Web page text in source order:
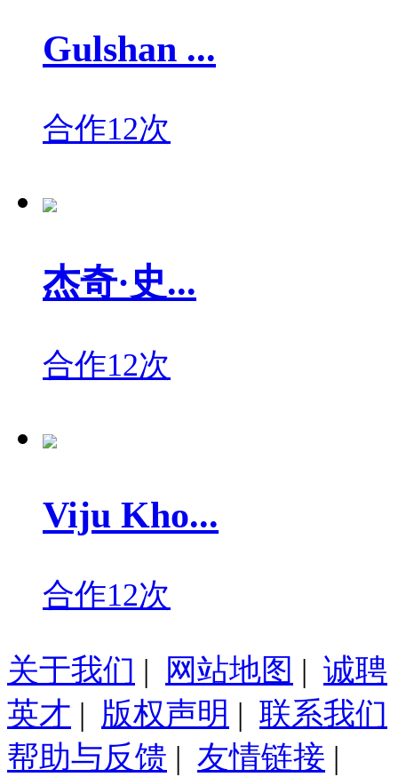
Gulshan ...
合作12次
杰奇·史...
合作12次
Viju Kho...
合作12次
关于我们 | 网站地图 | 诚聘
英才 | 版权声明 | 联系我们
帮助与反馈 | 友情链接 |